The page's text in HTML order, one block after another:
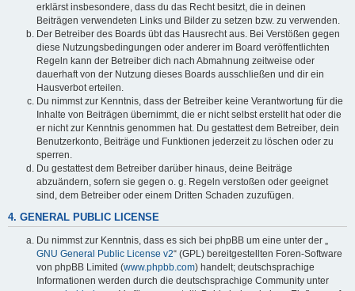
erklärst insbesondere, dass du das Recht besitzt, die in deinen
Beiträgen verwendeten Links und Bilder zu setzen bzw. zu verwenden.
Der Betreiber des Boards übt das Hausrecht aus. Bei Verstößen gegen
diese Nutzungsbedingungen oder anderer im Board veröffentlichten
Regeln kann der Betreiber dich nach Abmahnung zeitweise oder
dauerhaft von der Nutzung dieses Boards ausschließen und dir ein
Hausverbot erteilen.
Du nimmst zur Kenntnis, dass der Betreiber keine Verantwortung für die
Inhalte von Beiträgen übernimmt, die er nicht selbst erstellt hat oder die
er nicht zur Kenntnis genommen hat. Du gestattest dem Betreiber, dein
Benutzerkonto, Beiträge und Funktionen jederzeit zu löschen oder zu
sperren.
Du gestattest dem Betreiber darüber hinaus, deine Beiträge
abzuändern, sofern sie gegen o. g. Regeln verstoßen oder geeignet
sind, dem Betreiber oder einem Dritten Schaden zuzufügen.
4. GENERAL PUBLIC LICENSE
Du nimmst zur Kenntnis, dass es sich bei phpBB um eine unter der „
GNU General Public License v2“ (GPL) bereitgestellten Foren-Software
von phpBB Limited (www.phpbb.com) handelt; deutschsprachige
Informationen werden durch die deutschsprachige Community unter